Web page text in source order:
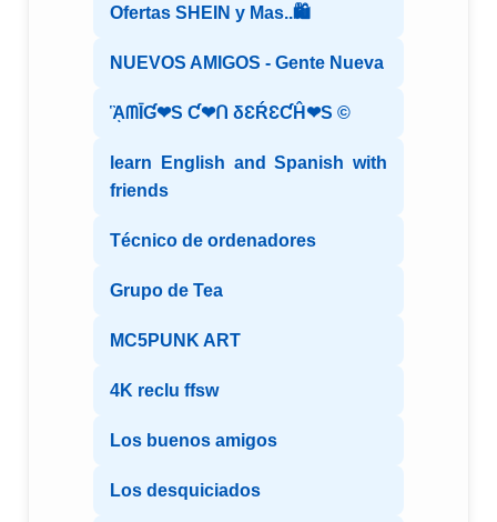
Ofertas SHEIN y Mas..🛍️
NUEVOS AMIGOS - Gente Nueva
ᾋᗰĪƓ❤S Ƈ❤ᑎ δƐŔƐƇĤ❤S ©️
learn English and Spanish with
friends
Técnico de ordenadores
Grupo de Tea
MC5PUNK ART
4K reclu ffsw
Los buenos amigos
Los desquiciados